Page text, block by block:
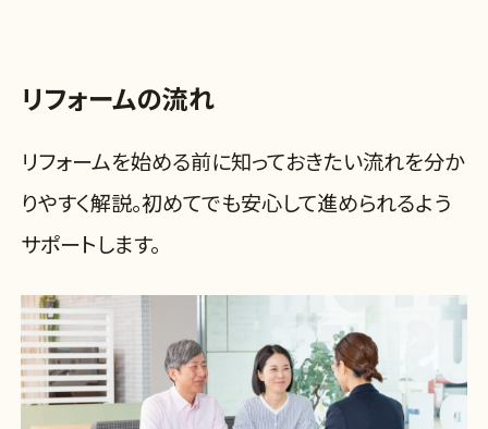
リフォームの流れ
リフォームを始める前に知っておきたい流れを分か
りやすく解説。初めてでも安心して進められるよう
サポートします。